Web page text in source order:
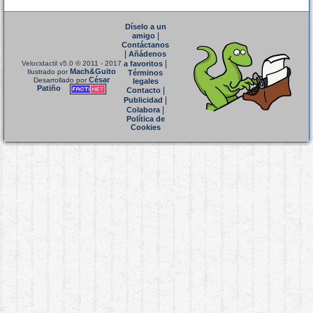
Velocidactil v5.0 © 2011 - 2017
Ilustrado porMach&Guito
Desarrollado porCésar
Patiño
Díselo a un
amigo|
Contáctanos
Añádenos
a favoritos
Términos
legales
Contacto|
Publicidad
Colabora|
Política de
Cookies